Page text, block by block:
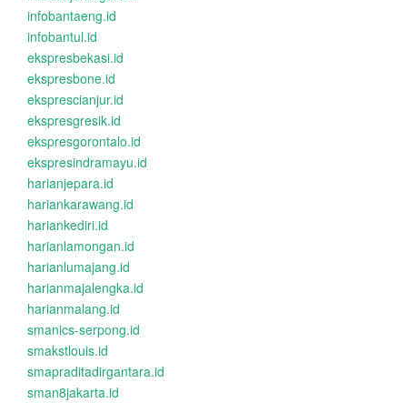
infobantaeng.id
infobantul.id
ekspresbekasi.id
ekspresbone.id
eksprescianjur.id
ekspresgresik.id
ekspresgorontalo.id
ekspresindramayu.id
harianjepara.id
hariankarawang.id
hariankediri.id
harianlamongan.id
harianlumajang.id
harianmajalengka.id
harianmalang.id
smanics-serpong.id
smakstlouis.id
smapraditadirgantara.id
sman8jakarta.id